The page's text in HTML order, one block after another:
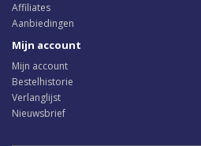
Affiliates
Aanbiedingen
Mijn account
Mijn account
Bestelhistorie
Verlanglijst
Nieuwsbrief